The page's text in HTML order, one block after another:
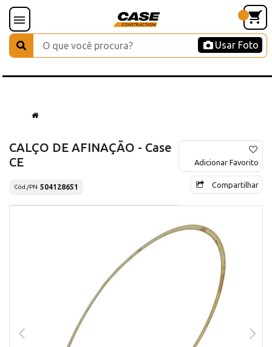
Usar Foto
CALÇO DE AFINAÇÃO - Case
CE
Cód./PN 504128651
Adicionar Favorito
Compartilhar